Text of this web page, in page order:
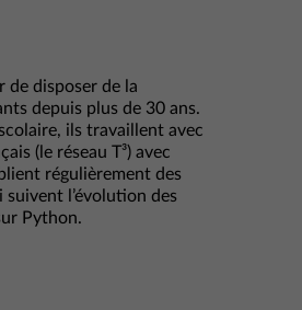
de disposer de la
depuis plus de 30 ans.
ils travaillent avec
(le réseau T³) avec
régulièrement des
suivent l’évolution des
Python.